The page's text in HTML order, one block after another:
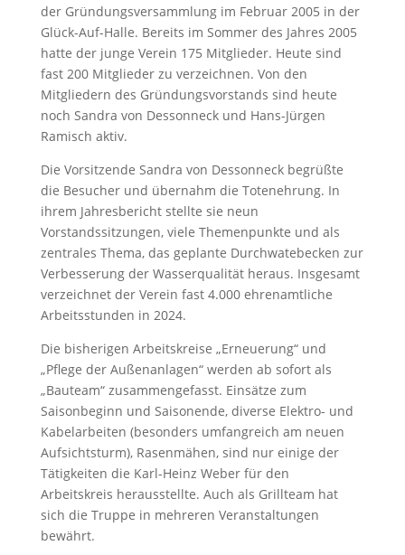
der Gründungsversammlung im Februar 2005 in der
Glück-Auf-Halle. Bereits im Sommer des Jahres 2005
hatte der junge Verein 175 Mitglieder. Heute sind
fast 200 Mitglieder zu verzeichnen. Von den
Mitgliedern des Gründungsvorstands sind heute
noch Sandra von Dessonneck und Hans-Jürgen
Ramisch aktiv.
Die Vorsitzende Sandra von Dessonneck begrüßte
die Besucher und übernahm die Totenehrung. In
ihrem Jahresbericht stellte sie neun
Vorstandssitzungen, viele Themenpunkte und als
zentrales Thema, das geplante Durchwatebecken zur
Verbesserung der Wasserqualität heraus. Insgesamt
verzeichnet der Verein fast 4.000 ehrenamtliche
Arbeitsstunden in 2024.
Die bisherigen Arbeitskreise „Erneuerung“ und
„Pflege der Außenanlagen“ werden ab sofort als
„Bauteam“ zusammengefasst. Einsätze zum
Saisonbeginn und Saisonende, diverse Elektro- und
Kabelarbeiten (besonders umfangreich am neuen
Aufsichtsturm), Rasenmähen, sind nur einige der
Tätigkeiten die Karl-Heinz Weber für den
Arbeitskreis herausstellte. Auch als Grillteam hat
sich die Truppe in mehreren Veranstaltungen
bewährt.